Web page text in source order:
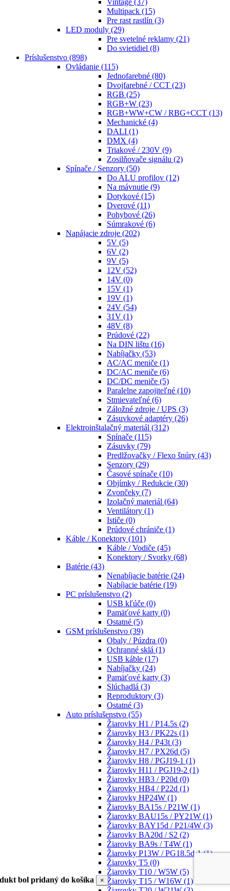
Vintage (37)
Multipack (15)
Pre rast rastlín (3)
LED moduly (29)
Pre svetelné reklamy (21)
Do svietidiel (8)
Príslušenstvo (898)
Ovládanie (115)
Jednofarebné (80)
Dvojfarebné / CCT (23)
RGB (25)
RGB+W (23)
RGB+WW+CW / RBG+CCT (13)
Mechanické (4)
DALI (1)
DMX (4)
Triakové / 230V (9)
Zosilňovače signálu (2)
Spínače / Senzory (50)
Do ALU profilov (12)
Na mávnutie (9)
Dotykové (15)
Dverové (11)
Pohybové (26)
Súmrakové (6)
Napájacie zdroje (202)
5V (5)
6V (2)
9V (5)
12V (52)
14V (0)
15V (1)
19V (1)
24V (54)
31V (1)
48V (8)
Prúdové (22)
Na DIN lištu (16)
Nabíjačky (53)
AC/AC meniče (1)
DC/AC meniče (6)
DC/DC meniče (5)
Paralelne zapojiteľné (10)
Stmievateľné (6)
Záložné zdroje / UPS (3)
Zásuvkové adaptéry (26)
Elektroinštalačný materiál (312)
Spínače (115)
Zásuvky (79)
Predlžovačky / Flexo šnúry (43)
Senzory (29)
Časové spínače (10)
Objímky / Redukcie (30)
Zvončeky (7)
Izolačný materiál (64)
Ventilátory (1)
Ističe (0)
Prúdové chrániče (1)
Káble / Konektory (101)
Káble / Vodiče (45)
Konektory / Svorky (68)
Batérie (43)
Nenabíjacie batérie (24)
Nabíjacie batérie (19)
PC príslušenstvo (2)
USB kľúče (0)
Pamäťové karty (0)
Ostatné (5)
GSM príslušenstvo (39)
Obaly / Púzdra (0)
Ochranné sklá (1)
USB káble (17)
Nabíjačky (24)
Pamäťové karty (3)
Slúchadlá (3)
Reproduktory (3)
Ostatné (3)
Auto príslušenstvo (55)
Žiarovky H1 / P14.5s (2)
Žiarovky H3 / PK22s (1)
Žiarovky H4 / P43t (3)
Žiarovky H7 / PX26d (5)
Žiarovky H8 / PGJ19-1 (1)
Žiarovky H11 / PGJ19-2 (1)
Žiarovky HB3 / P20d (0)
Žiarovky HB4 / P22d (1)
Žiarovky HP24W (1)
Žiarovky BA15s / P21W (1)
Žiarovky BAU15s / PY21W (1)
Žiarovky BAY15d / P21/4W (3)
Žiarovky BA20d / S2 (2)
Žiarovky BA9s / T4W (1)
Žiarovky P13W / PG18.5d-1(1)
Žiarovky T5 (0)
Žiarovky T10 / W5W (5)
Žiarovky T15 / W16W (1)
bol pridaný do košíka ×